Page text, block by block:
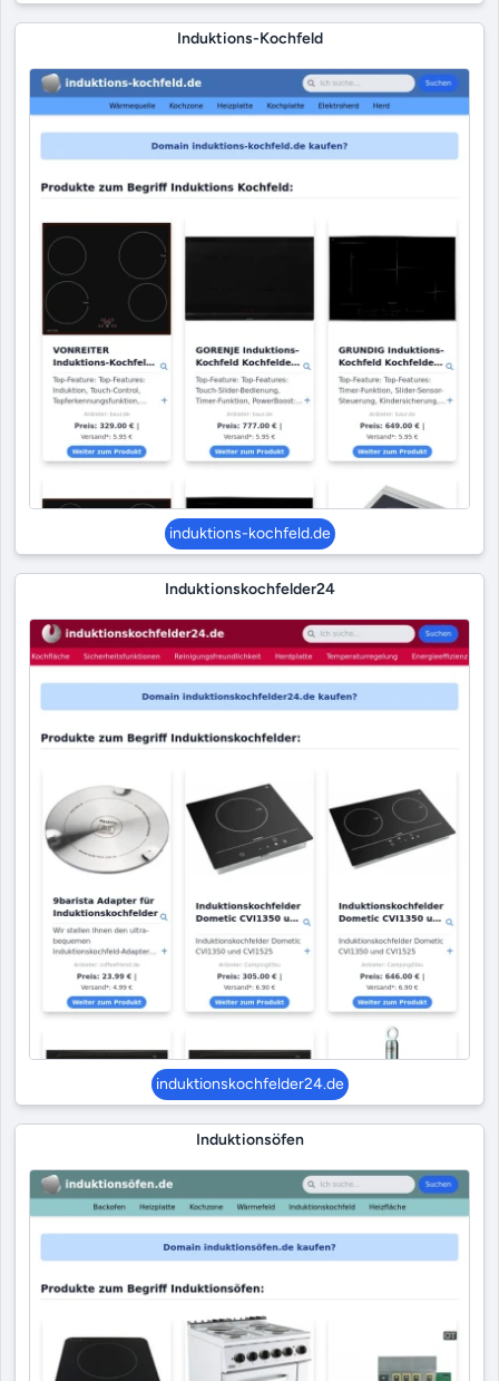
Induktions-Kochfeld
induktions-kochfeld.de
Induktionskochfelder24
induktionskochfelder24.de
Induktionsöfen